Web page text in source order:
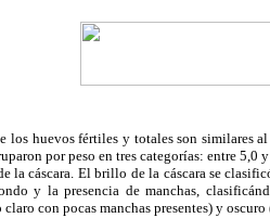
los huevos fértiles y totales son similares
por peso en tres categorías: entre
la cáscara. El brillo de la cáscara se
y la presencia de manchas,
con pocas manchas presentes) y